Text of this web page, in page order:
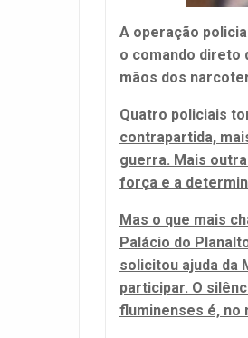
A operação
o comando direto
mãos dos
Quatro policiais
contrapartida,
guerra. Mais
força e a
Mas o que mais
Palácio do
solicitou ajuda da
participar. O
fluminenses é, no